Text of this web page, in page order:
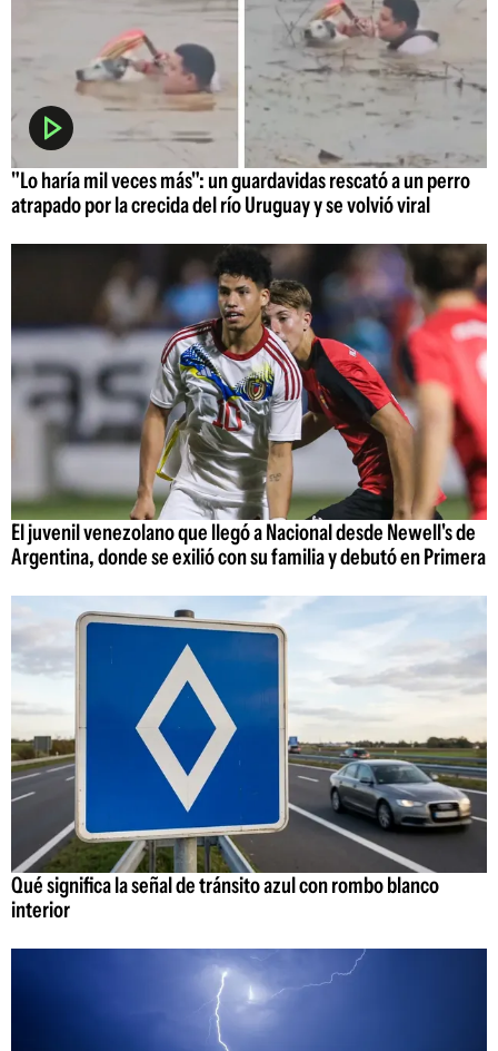
"Lo haría mil veces más": un guardavidas rescató a un perro
atrapado por la crecida del río Uruguay y se volvió viral
El juvenil venezolano que llegó a Nacional desde Newell's de
Argentina, donde se exilió con su familia y debutó en Primera
Qué significa la señal de tránsito azul con rombo blanco
interior